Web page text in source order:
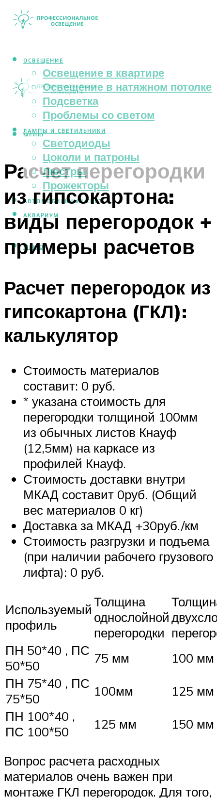
ОСВЕЩЕНИЕ
Освещение в квартире
Освещение в натяжном потолке
Подсветка
Проблемы со светом
ЛАМПЫ И СВЕТИЛЬНИКИ
Светодиоды
Цоколи и патроны
Люстры
Прожекторы
АВТОМОБИЛЬНЫЙ СВЕТ
АКВАРИУМ
МЕНЮ
МЕНЮ
Расчет перегородки
из гипсокартона:
виды перегородок +
примеры расчетов
Расчет перегородок из
гипсокартона (ГКЛ):
калькулятор
Стоимость материалов
составит: 0 руб.
* указана стоимость для
перегородки толщиной 100мм
из обычных листов Кнауф
(12,5мм) на каркасе из
профилей Кнауф.
Стоимость доставки внутри
МКАД составит 0руб. (Общий
вес материалов 0 кг)
Доставка за МКАД +30руб./км
Стоимость разгрузки и подъема
(при наличии рабочего грузового
лифта): 0 руб.
Используемый
профиль
Толщина
однослойной
перегородки
ПН 50*40 , ПС
50*50
75 мм
100 мм
ПН 75*40 , ПС
75*50
100мм
125 мм
ПН 100*40 ,
ПС 100*50
125 мм 150 мм
Вопрос расчета расходных
материалов очень важен при
монтаже ГКЛ перегородок. Для того,